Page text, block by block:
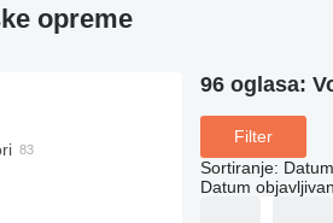
opreme
96 oglasa:
Filter
Sortiranje:
Datum